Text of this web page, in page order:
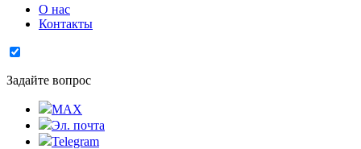
О нас
Контакты
Задайте вопрос
MAX
Эл. почта
Telegram